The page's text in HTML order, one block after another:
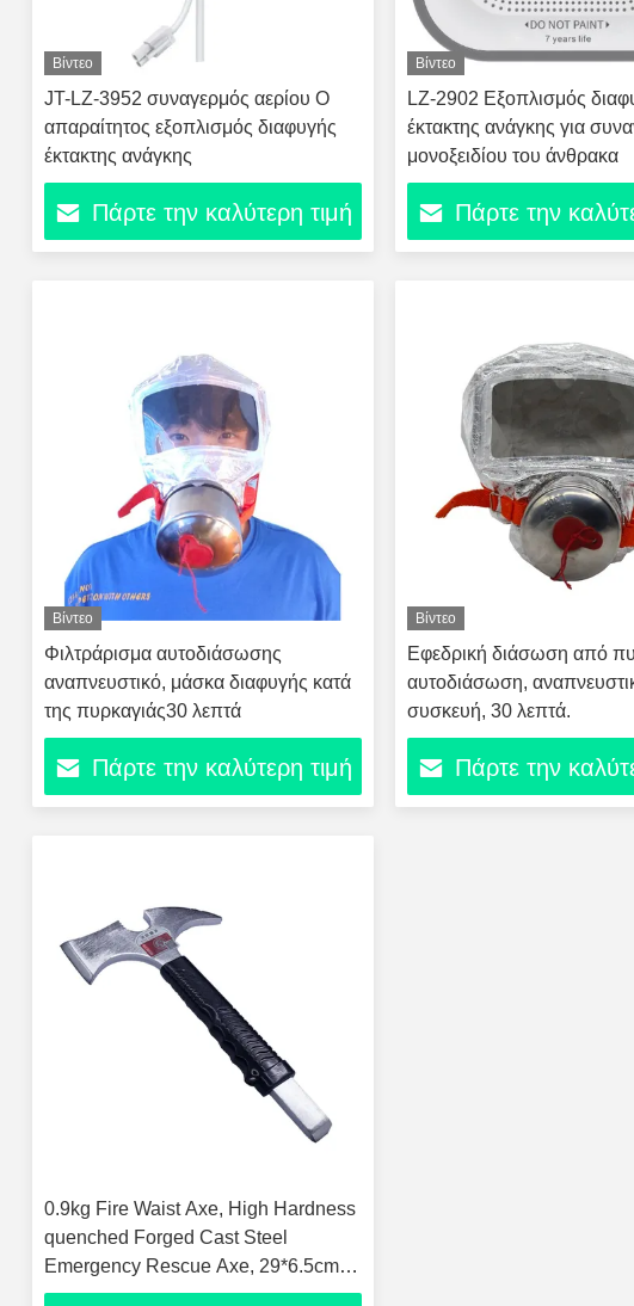
Βίντεο
JT-LZ-3952 συναγερμός αερίου Ο
απαραίτητος εξοπλισμός διαφυγής
έκτακτης ανάγκης
Πάρτε την καλύτερη τιμή
Βίντεο
LZ-2902 Εξοπλισμός
έκτακτης ανάγκης για
μονοξειδίου του άνθρακα
Πάρτε την
Βίντεο
Φιλτράρισμα αυτοδιάσωσης
αναπνευστικό, μάσκα διαφυγής κατά
της πυρκαγιάς30 λεπτά
Πάρτε την καλύτερη τιμή
Βίντεο
Εφεδρική διάσωση από
αυτοδιάσωση,
συσκευή, 30 λεπτά.
Πάρτε την
0.9kg Fire Waist Axe, High Hardness
quenched Forged Cast Steel
Emergency Rescue Axe, 29*6.5cm
Φορητό Πολυτελές Χειροκίνητο